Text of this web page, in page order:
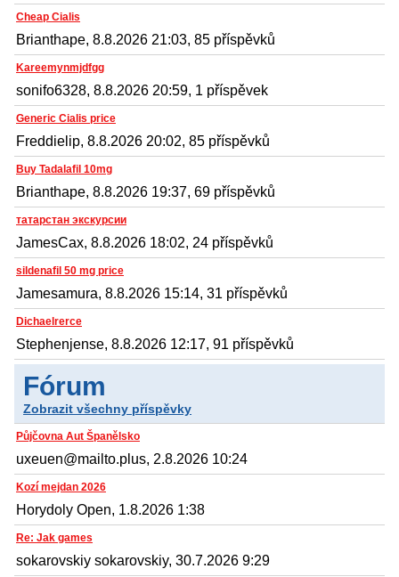
Cheap Cialis
Brianthape, 8.8.2026 21:03, 85 příspěvků
Kareemynmjdfgg
sonifo6328, 8.8.2026 20:59, 1 příspěvek
Generic Cialis price
Freddielip, 8.8.2026 20:02, 85 příspěvků
Buy Tadalafil 10mg
Brianthape, 8.8.2026 19:37, 69 příspěvků
татарстан экскурсии
JamesCax, 8.8.2026 18:02, 24 příspěvků
sildenafil 50 mg price
Jamesamura, 8.8.2026 15:14, 31 příspěvků
Dichaelrerce
Stephenjense, 8.8.2026 12:17, 91 příspěvků
Fórum
Zobrazit všechny příspěvky
Půjčovna Aut Španělsko
uxeuen@mailto.plus, 2.8.2026 10:24
Kozí mejdan 2026
Horydoly Open, 1.8.2026 1:38
Re: Jak games
sokarovskiy sokarovskiy, 30.7.2026 9:29